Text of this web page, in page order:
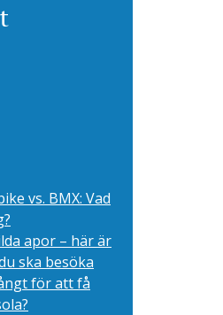
vs. BMX: Vad
apor – här är
ska besöka
för att få